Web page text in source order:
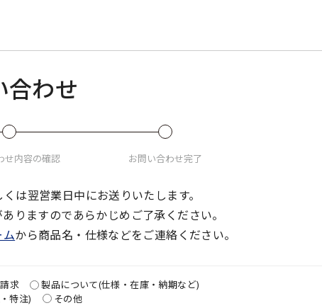
合わせ
せ内容の確認 お問い合わせ完了
は翌営業日中にお送りいたします。
りますのであらかじめご了承ください。
から商品名・仕様などをご連絡ください。
求
製品について(仕様・在庫・納期など)
特注)
その他